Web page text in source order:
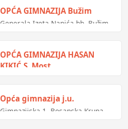
OPĆA GIMNAZIJA Bužim
Generala Izeta Nanića bb, Bužim,
OPĆA GIMNAZIJA HASAN
KIKIĆ S. Most
Opća gimnazija j.u.
Gimnazijska 1, Bosanska Krupa,